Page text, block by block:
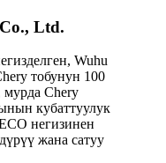
Ltd.
Wuhu
тобунун 100
Chery
кубаттуулук
негизинен
жана сатуу